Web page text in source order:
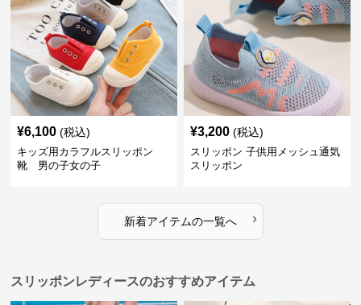
¥6,100 (税込)
キッズ用カラフルスリッポン
靴 男の子女の子
¥3,200 (税込)
スリッポン 子供用メッシュ通気
スリッポン
新着アイテムの一覧へ ›
スリッポンレディースのおすすめアイテム